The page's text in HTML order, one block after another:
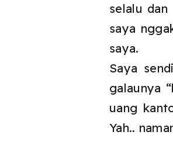
selalu
saya
saya.
Saya
galaunya
uang
Yah..